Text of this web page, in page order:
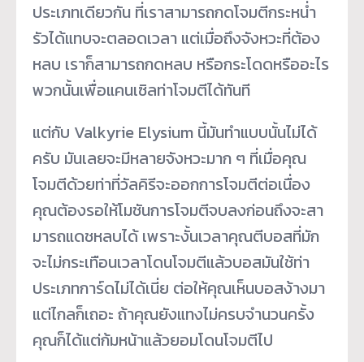
ประเภทเดียวกัน ที่เราสามารถกดโจมตีกระหน่ำ
รัวได้แทบจะตลอดเวลา แต่เมื่อถึงจังหวะที่ต้อง
หลบ เราก็สามารถกดหลบ หรือกระโดดหรืออะไร
พวกนั้นเพื่อแคนเซิลท่าโจมตีได้ทันที
แต่กับ Valkyrie Elysium นี้มันทำแบบนั้นไม่ได้
ครับ มันเลยจะมีหลายจังหวะมาก ๆ ที่เมื่อคุณ
โจมตีด้วยท่าที่วัลคิรีจะออกการโจมตีต่อเนื่อง
คุณต้องรอให้โมชันการโจมตีจบลงก่อนถึงจะสา
มารถแดชหลบได้ เพราะงั้นเวลาคุณตีบอสที่มัก
จะไม่กระเทือนเวลาโดนโจมตีแล้วบอสมันใช้ท่า
ประเภทการ์ดไม่ได้เนี่ย ต่อให้คุณเห็นบอสง้างมา
แต่ไกลก็เถอะ ถ้าคุณยังแทงไม่ครบจำนวนครั้ง
คุณก็ได้แต่ก้มหน้าแล้วยอมโดนโจมตีไป